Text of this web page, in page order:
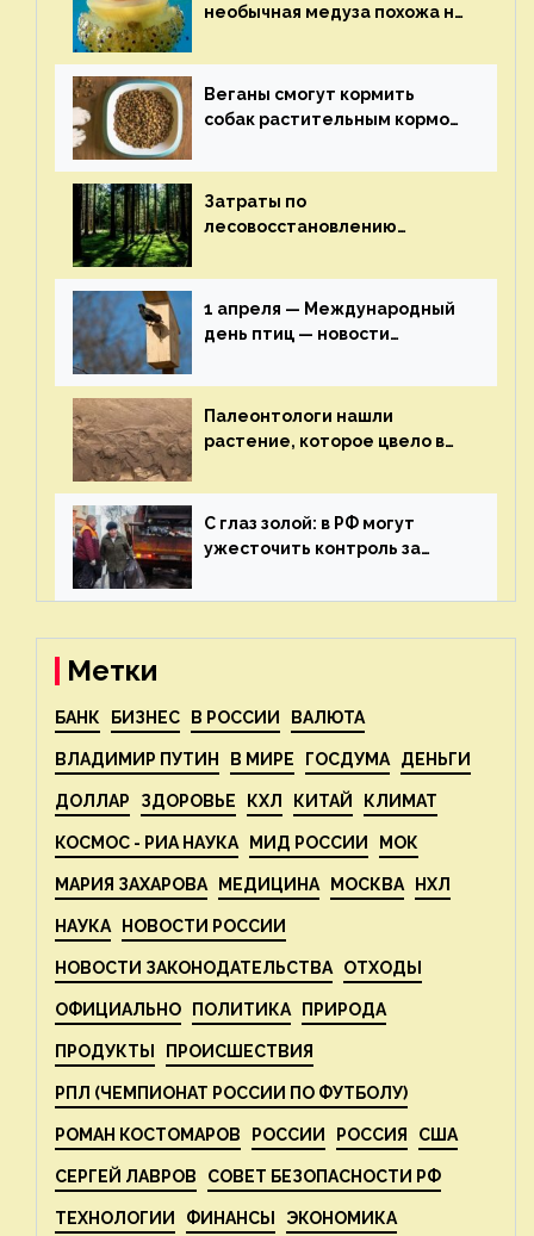
необычная медуза похожа на
экологии на ECOportal
Веганы смогут кормить
собак растительным кормом
здоровье — новости
экологии на ECOportal
Затраты по
лесовосстановлению
строительства — новости
экологии на ECOportal
1 апреля — Международный
день птиц — новости
Палеонтологи нашли
растение, которое цвело в
экологии на ECOportal
С глаз золой: в РФ могут
ужесточить контроль за
— новости экологии на
Метки
БАНК БИЗНЕС В РОССИИ ВАЛЮТА
ВЛАДИМИР ПУТИН В МИРЕ ГОСДУМА ДЕНЬГИ
ДОЛЛАР ЗДОРОВЬЕ КХЛ КИТАЙ КЛИМАТ
КОСМОС - РИА НАУКА МИД РОССИИ МОК
МАРИЯ ЗАХАРОВА МЕДИЦИНА МОСКВА НХЛ
НАУКА НОВОСТИ РОССИИ
НОВОСТИ ЗАКОНОДАТЕЛЬСТВА ОТХОДЫ
ОФИЦИАЛЬНО ПОЛИТИКА ПРИРОДА
ПРОДУКТЫ ПРОИСШЕСТВИЯ
РПЛ (ЧЕМПИОНАТ РОССИИ ПО ФУТБОЛУ)
РОМАН КОСТОМАРОВ РОССИИ РОССИЯ США
СЕРГЕЙ ЛАВРОВ СОВЕТ БЕЗОПАСНОСТИ РФ
ТЕХНОЛОГИИ ФИНАНСЫ ЭКОНОМИКА